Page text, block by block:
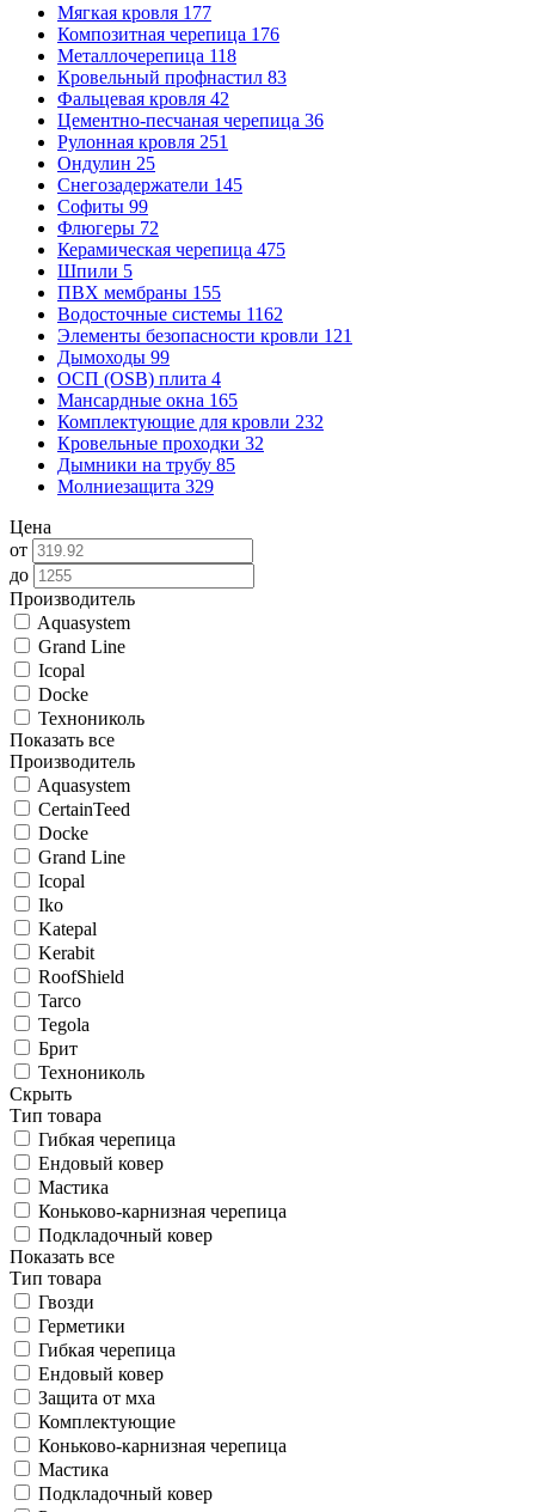
Мягкая кровля 177
Композитная черепица 176
Металлочерепица 118
Кровельный профнастил 83
Фальцевая кровля 42
Цементно-песчаная черепица 36
Рулонная кровля 251
Ондулин 25
Снегозадержатели 145
Софиты 99
Флюгеры 72
Керамическая черепица 475
Шпили 5
ПВХ мембраны 155
Водосточные системы 1162
Элементы безопасности кровли 121
Дымоходы 99
ОСП (OSB) плита 4
Мансардные окна 165
Комплектующие для кровли 232
Кровельные проходки 32
Дымники на трубу 85
Молниезащита 329
Цена
от
до
Производитель
Aquasystem
Grand Line
Icopal
Docke
Технониколь
Показать все
Производитель
Aquasystem
CertainTeed
Docke
Grand Line
Icopal
Iko
Katepal
Kerabit
RoofShield
Tarco
Tegola
Брит
Технониколь
Скрыть
Тип товара
Гибкая черепица
Ендовый ковер
Мастика
Коньково-карнизная черепица
Подкладочный ковер
Показать все
Тип товара
Гвозди
Герметики
Гибкая черепица
Ендовый ковер
Защита от мха
Комплектующие
Коньково-карнизная черепица
Мастика
Подкладочный ковер